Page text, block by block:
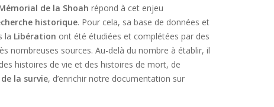
de la Shoah répond à cet enjeu
historique. Pour cela, sa base de données et
la Libération ont été étudiées et complétées par des
nombreuses sources. Au-delà du nombre à établir, il
histoires de vie et des histoires de mort, de
la survie, d’enrichir notre documentation sur